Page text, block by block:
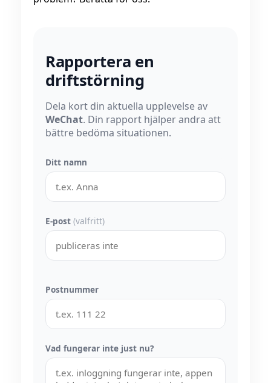
Rapportera en
driftstörning
Dela kort din aktuella upplevelse av
WeChat. Din rapport hjälper andra att
bättre bedöma situationen.
Ditt namn
E-post (valfritt)
Postnummer
Vad fungerar inte just nu?